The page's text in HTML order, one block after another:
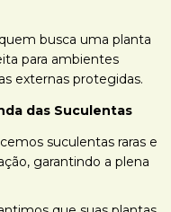
busca uma planta
para ambientes
externas protegidas.
das Suculentas
suculentas raras e
garantindo a plena